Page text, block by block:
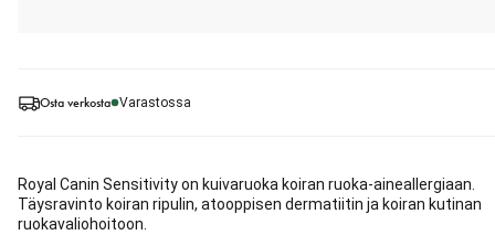
Osta verkosta Varastossa
Royal Canin Sensitivity on kuivaruoka koiran ruoka-aineallergiaan.
Täysravinto koiran ripulin, atooppisen dermatiitin ja koiran kutinan
ruokavaliohoitoon.